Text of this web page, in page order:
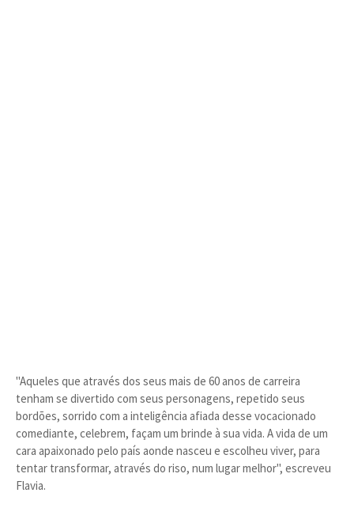
"Aqueles que através dos seus mais de 60 anos de carreira
tenham se divertido com seus personagens, repetido seus
bordões, sorrido com a inteligência afiada desse vocacionado
comediante, celebrem, façam um brinde à sua vida. A vida de um
cara apaixonado pelo país aonde nasceu e escolheu viver, para
tentar transformar, através do riso, num lugar melhor", escreveu
Flavia.